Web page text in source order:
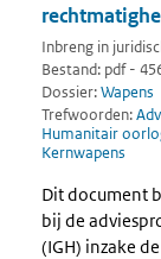
Inbreng in
Bestand: pdf -
Dossier:Wapens
Trefwoorden:
Humanitair
Kernwapens
Dit document
bij de
(IGH) inzake